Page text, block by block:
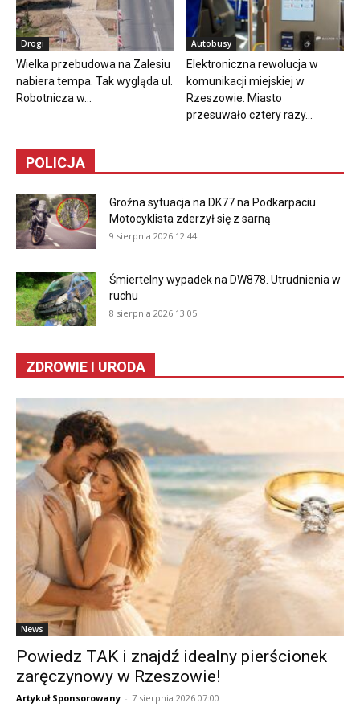
Drogi
Wielka przebudowa na Zalesiu
nabiera tempa. Tak wygląda ul.
Robotnicza w...
Autobusy
Elektroniczna rewolucja w
komunikacji miejskiej w
Rzeszowie. Miasto
przesuwało cztery razy...
POLICJA
Groźna sytuacja na DK77 na Podkarpaciu.
Motocyklista zderzył się z sarną
9 sierpnia 2026 12:44
Śmiertelny wypadek na DW878. Utrudnienia w
ruchu
8 sierpnia 2026 13:05
ZDROWIE I URODA
News
Powiedz TAK i znajdź idealny pierścionek
zaręczynowy w Rzeszowie!
Artykuł Sponsorowany - 7 sierpnia 2026 07:00